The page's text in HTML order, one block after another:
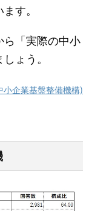
す。
ら「実際の中小
ょう。
企業基盤整備機構)